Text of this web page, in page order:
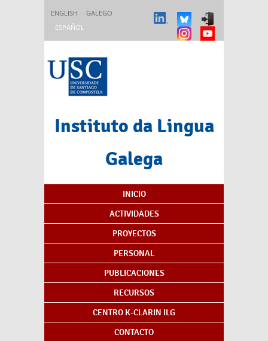
ENGLISH
GALEGO
ESPAÑOL
Instituto da Lingua
Galega
Índice de contenidos
INICIO
ACTIVIDADES
PROYECTOS
PERSONAL
PUBLICACIONES
RECURSOS
CENTRO K-CLARIN ILG
CONTACTO